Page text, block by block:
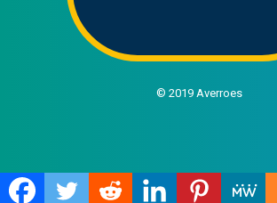
© 2019 Averroes